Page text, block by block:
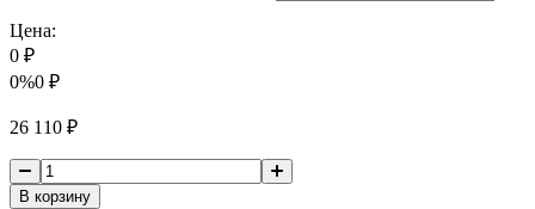
Цена:
0 ₽
0%0 ₽
26 110 ₽
В корзину